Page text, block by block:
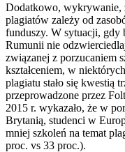
Dodatkowo, wykrywanie,
plagiatów zależy od
funduszy. W sytuacji, gdy
Rumunii nie
związanej z porzucaniem
kształceniem, w
plagiatu stało się kwestią
przeprowadzone przez
2015 r. wykazało, że w
Brytanią, studenci w
mniej szkoleń na temat
proc. vs 33 proc.).